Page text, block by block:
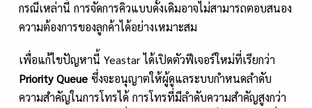
กรณีเหล่านี้ การจัดการคิวแบบดั้งเดิมอาจไม่สามารถตอบสนอง
ความต้องการของลูกค้าได้อย่างเหมาะสม
เพื่อแก้ไขปัญหานี้ Yeastar ได้เปิดตัวฟีเจอร์ใหม่ที่เรียกว่า
Priority Queue ซึ่งจะอนุญาตให้ผู้ดูแลระบบกำหนดลำดับ
ความสำคัญในการโทรได้ การโทรที่มีลำดับความสำคัญสูงกว่า